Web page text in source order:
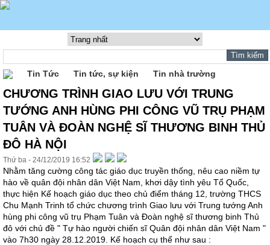
Tin Tức Tin tức, sự kiện Tin nhà trường
CHƯƠNG TRÌNH GIAO LƯU VỚI TRUNG
TƯỚNG ANH HÙNG PHI CÔNG VŨ TRỤ PHẠM
TUÂN VÀ ĐOÀN NGHỆ SĨ THƯƠNG BINH THỦ
ĐÔ HÀ NỘI
Thứ ba - 24/12/2019 16:52
Nhằm tăng cường công tác giáo dục truyền thống, nêu cao niềm tự
hào về quân đội nhân dân Việt Nam, khơi dậy tình yêu Tổ Quốc,
thực hiện Kế hoạch giáo dục theo chủ điểm tháng 12, trường THCS
Chu Mạnh Trinh tổ chức chương trình Giao lưu với Trung tướng Anh
hùng phi công vũ trụ Phạm Tuân và Đoàn nghệ sĩ thương binh Thủ
đô với chủ đề " Tự hào người chiến sĩ Quân đội nhân dân Việt Nam "
vào 7h30 ngày 28.12.2019. Kế hoạch cụ thể như sau :